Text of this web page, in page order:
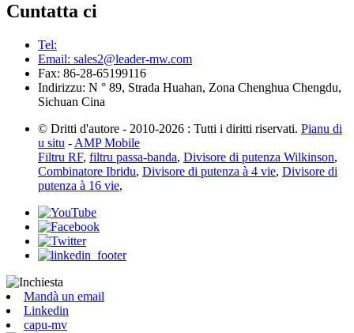
Cuntatta ci
Tel:
Email: sales2@leader-mw.com
Fax: 86-28-65199116
Indirizzu: N ° 89, Strada Huahan, Zona Chenghua Chengdu,
Sichuan Cina
© Dritti d'autore - 2010-2026 : Tutti i diritti riservati. Pianu di
u situ - AMP Mobile
Filtru RF, filtru passa-banda, Divisore di putenza Wilkinson,
Combinatore Ibridu, Divisore di putenza à 4 vie, Divisore di
putenza à 16 vie,
Mandà un email
Linkedin
capu-mv